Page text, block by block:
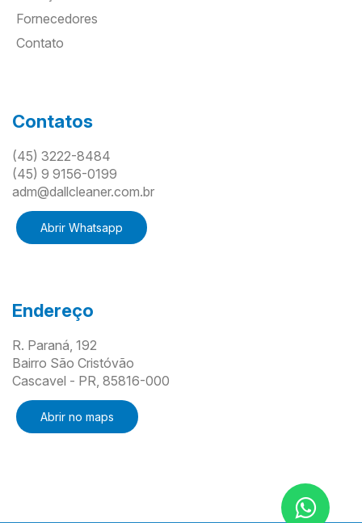
Fornecedores
Contato
Contatos
(45) 3222-8484
(45) 9 9156-0199
adm@dallcleaner.com.br
Abrir Whatsapp
Endereço
R. Paraná, 192
Bairro São Cristóvão
Cascavel - PR, 85816-000
Abrir no maps